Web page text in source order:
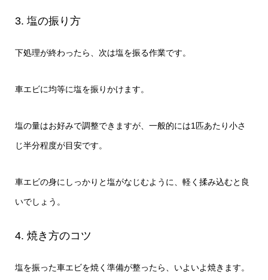
3. 塩の振り方
下処理が終わったら、次は塩を振る作業です。
車エビに均等に塩を振りかけます。
塩の量はお好みで調整できますが、一般的には1匹あたり小さ
じ半分程度が目安です。
車エビの身にしっかりと塩がなじむように、軽く揉み込むと良
いでしょう。
4. 焼き方のコツ
塩を振った車エビを焼く準備が整ったら、いよいよ焼きます。